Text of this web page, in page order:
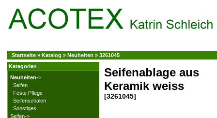
Startseite » Katalog » Neuheiten » 3261045
Seifenablage aus
Keramik weiss
[3261045]
Kategorien
Neuheiten->
Seifen
Feste Pflege
Seifenschalen
Sonstiges
Seifen->